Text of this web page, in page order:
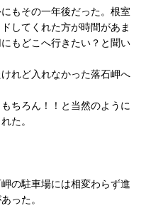
もその一年後だった。根室
してくれた方が時間があま
もどこへ行きたい？と聞い
れど入れなかった落石岬へ
ちろん！！と当然のように
た。
の駐車場には相変わらず進
った。